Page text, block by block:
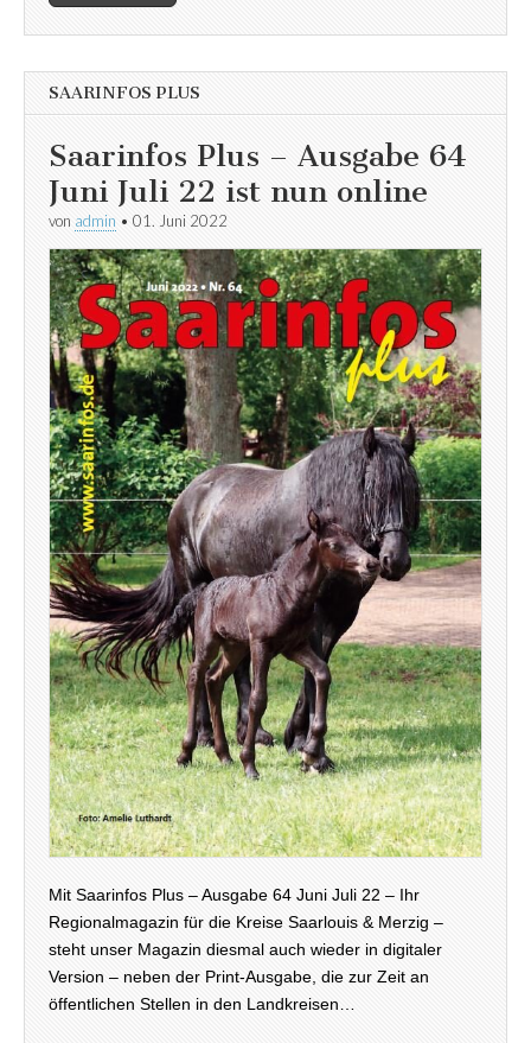
SAARINFOS PLUS
Saarinfos Plus – Ausgabe 64
Juni Juli 22 ist nun online
von admin • 01. Juni 2022
Mit Saarinfos Plus – Ausgabe 64 Juni Juli 22 – Ihr
Regionalmagazin für die Kreise Saarlouis & Merzig –
steht unser Magazin diesmal auch wieder in digitaler
Version – neben der Print-Ausgabe, die zur Zeit an
öffentlichen Stellen in den Landkreisen…